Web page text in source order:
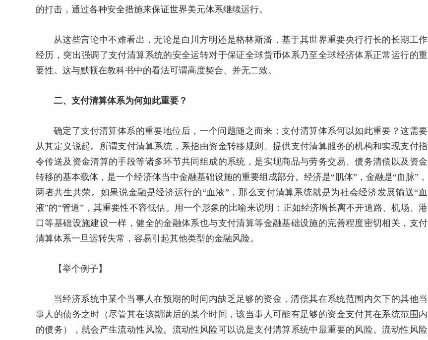
的打击，通过各种安全措施来保证世界美元体系继续运行。
从这些言论中不难看出，无论是白川方明还是格林斯潘，基于其世界重要央行行长的长期工作
经历，突出强调了支付清算系统的安全运转对于保证全球货币体系乃至全球经济体系正常运行的重
要性。这与默顿在教科书中的看法可谓高度契合、并无二致。
二、支付清算体系为何如此重要？
确定了支付清算体系的重要地位后，一个问题随之而来：支付清算体系何以如此重要？这需要
从其定义说起。所谓支付清算系统，系指由资金转移规则、提供支付清算服务的机构和实现支付指
令传送及资金清算的手段等诸多环节共同组成的系统，是实现商品与劳务交易、债务清偿以及资金
转移的基本载体，是一个经济体当中金融基础设施的重要组成部分。经济是“肌体”，金融是“血脉”，
两者共生共荣。如果说金融是经济运行的“血液”，那么支付清算系统就是为社会经济发展输送“血
液”的“管道”，其重要性不容低估。用一个形象的比喻来说明：正如经济增长离不开道路、机场、港
口等基础设施建设一样，健全的金融体系也与支付清算等金融基础设施的完善程度密切相关，支付
清算体系一旦运转失常，容易引起其他类型的金融风险。
【举个例子】
当经济系统中某个当事人在预期的时间内缺乏足够的资金，清偿其在系统范围内欠下的其他当
事人的债务之时（尽管其在该期满后的某个时间，该当事人可能有足够的资金支付其在系统范围内
的债务），就会产生流动性风险。流动性风险可以说是支付清算系统中最重要的风险。流动性风险